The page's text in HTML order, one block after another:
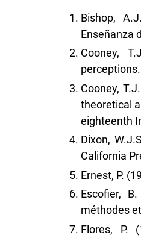
Bishop,
Enseñanza
Cooney,
Cooney,
theoretical
eighteenth
Dixon,
California
Ernest, P.
Escofier,
méthodes
Flores, P.